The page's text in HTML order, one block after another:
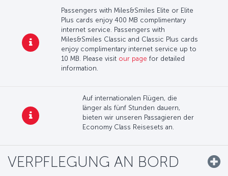
Passengers with Miles&Smiles Elite or Elite
Plus cards enjoy 400 MB complimentary
internet service. Passengers with
Miles&Smiles Classic and Classic Plus cards
enjoy complimentary internet service up to
10 MB. Please visit our page for detailed
information.
Auf internationalen Flügen, die
länger als fünf Stunden dauern,
bieten wir unseren Passagieren der
Economy Class Reisesets an.
VERPFLEGUNG AN BORD